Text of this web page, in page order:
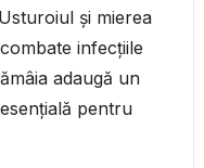
și mierea
infecțiile
adaugă un
pentru